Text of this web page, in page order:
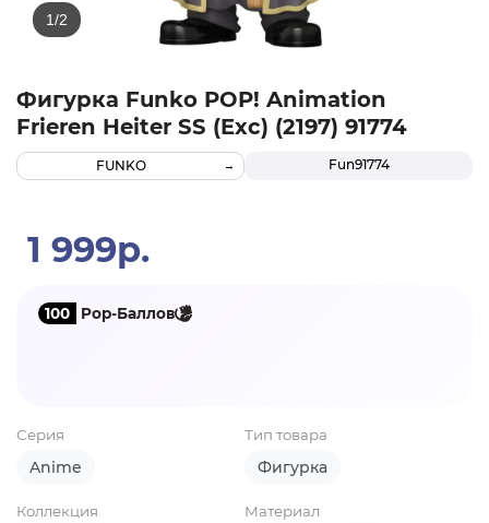
Фигурка Funko POP! Animation
Frieren Heiter SS (Exc) (2197) 91774
Fun91774
FUNKO
1 999р.
100 Pop-Баллов
Серия
Anime
Тип товара
Фигурка
Коллекция Материал